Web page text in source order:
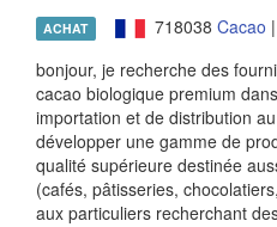
ACHAT 718038 Cacao
bonjour, je recherche des
cacao biologique premium
importation et de distribution
développer une gamme de
qualité supérieure destinée
(cafés, pâtisseries,
aux particuliers recherchant